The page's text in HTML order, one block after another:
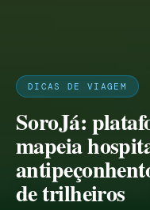
DICAS DE VIAGEM
SoroJá:
mapeia
de trilheiros